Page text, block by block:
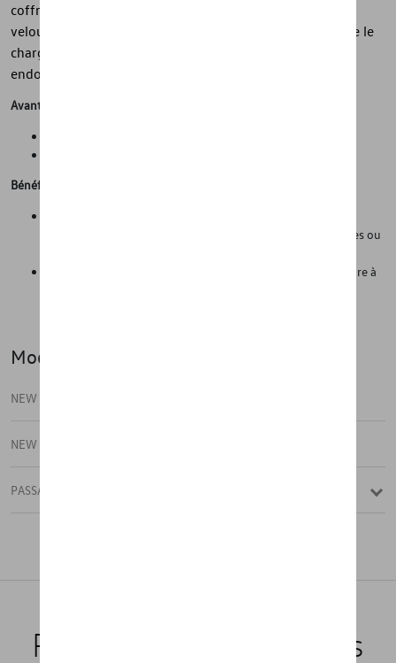
coffre rabattable - Sur mesure - Réversible - Dessus :
velours, dessous : nopes en matière plastique - Empêche le
chargement de glisser - Protège le pare-chocs des
endommagements
Avantages
Bénéfices
bagages de se salir lorsqu'on transporte des objets humides ou
Grâce à sa légèreté, il peut être facilement retiré de la voiture à
Modèle(s)
NEW PASSAT
NEW PASSAT VARIANT
PASSAT
Produits recommandés